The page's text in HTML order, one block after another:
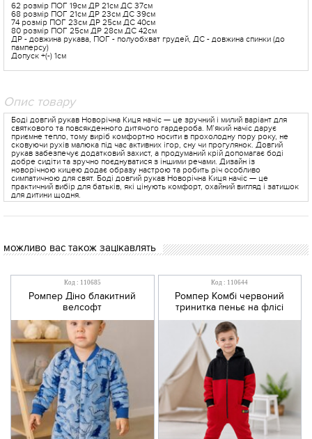
62 розмір ПОГ 19см ДР 21см ДС 37см
68 розмір ПОГ 21см ДР 23см ДС 39см
74 розмір ПОГ 23см ДР 25см ДС 40см
80 розмір ПОГ 25см ДР 28см ДС 42см
ДР - довжина рукава, ПОГ - полуобхват грудей, ДС - довжина спинки (до
памперсу)
Допуск +(-) 1см
Опис товару
Боді довгий рукав Новорічна Киця начіс — це зручний і милий варіант для
святкового та повсякденного дитячого гардероба. М’який начіс дарує
приємне тепло, тому виріб комфортно носити в прохолодну пору року, не
сковуючи рухів малюка під час активних ігор, сну чи прогулянок. Довгий
рукав забезпечує додатковий захист, а продуманий крій допомагає боді
добре сидіти та зручно поєднуватися з іншими речами. Дизайн із
новорічною кицею додає образу настрою та робить річ особливо
симпатичною для свят. Боді довгий рукав Новорічна Киця начіс — це
практичний вибір для батьків, які цінують комфорт, охайний вигляд і затишок
для дитини щодня.
можливо вас також зацікавлять
Код : 110685
Ромпер Діно блакитний
велсофт
Код : 110644
Ромпер Комбі червоний
тринитка пеньє на флісі